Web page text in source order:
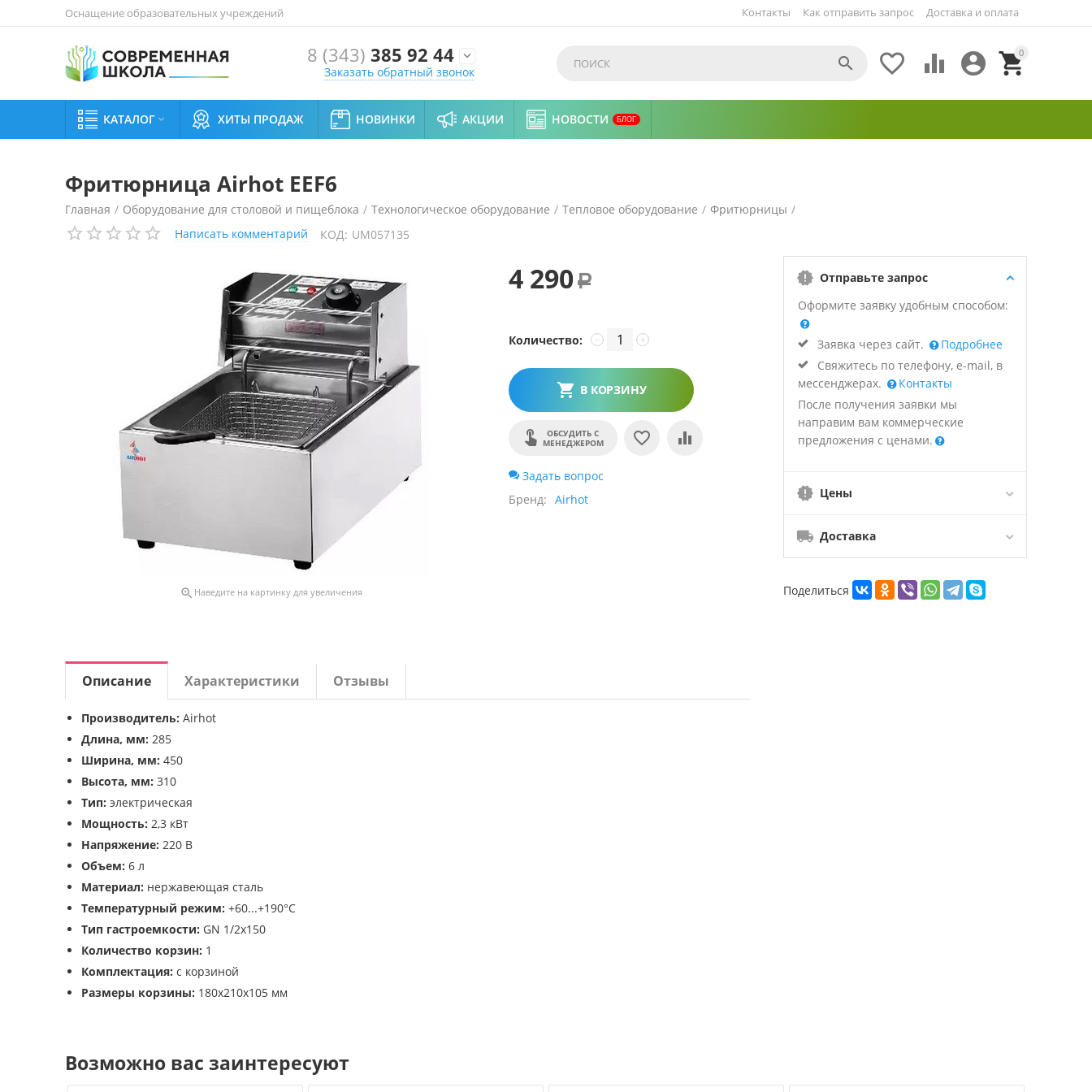
Оснащение образовательных учреждений Как отправить запрос Доставка и оплата
Контакты
8 (343) 385 92 44 
Заказать обратный звонок
0


 

КАТАЛОГ  ХИТЫ ПРОДАЖ НОВИНКИ АКЦИИ НОВОСТИ БЛОГ
Фритюрница Airhot EEF6
Главная / Оборудование для столовой и пищеблока / Технологическое оборудование / Тепловое оборудование / Фритюрницы /
Фритюрница Airhot EEF6Написать комментарий КОД: UM057135
 Наведите на картинку для увеличения
4 290 Р
Количество: +
−
В КОРЗИНУ
ОБСУДИТЬ С
МЕНЕДЖЕРОМ
Задать вопрос
Бренд
Airhot
Отправьте запрос
Оформите заявку удобным способом:
Заявка через сайт.
Подробнее
Свяжитесь по телефону, e-mail, в
мессенджерах.
Контакты
После получения заявки мы
направим вам коммерческие
предложения с ценами.
Цены
Доставка
Поделиться
Описание Характеристики Отзывы
Производитель: Airhot
Длина, мм: 285
Ширина, мм: 450
Высота, мм: 310
Тип: электрическая
Мощность: 2,3 кВт
Напряжение: 220 В
Объем: 6 л
Материал: нержавеющая сталь
Температурный режим: +60...+190°С
Тип гастроемкости: GN 1/2x150
Количество корзин: 1
Комплектация: с корзиной
Размеры корзины: 180х210х105 мм
Возможно вас заинтересуют